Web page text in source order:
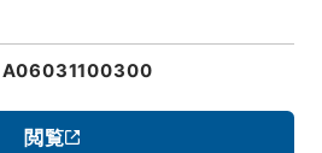
A06031100300
閲覧